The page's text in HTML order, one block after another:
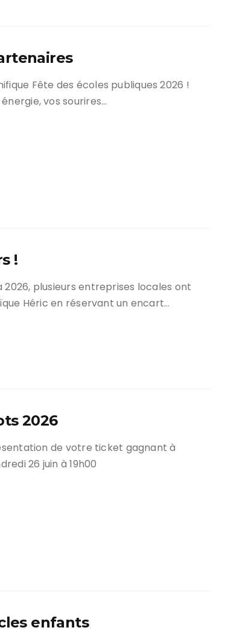
Fête des écoles publiques 2026 !
vos sourires…
!
plusieurs entreprises locales ont
Héric en réservant un encart…
2026
de votre ticket gagnant à
26 juin à 19h00
enfants